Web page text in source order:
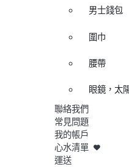
男士錢包
圍巾
腰帶
眼鏡，太
聯絡我們
常見問題
我的帳戶
心水清單
運送